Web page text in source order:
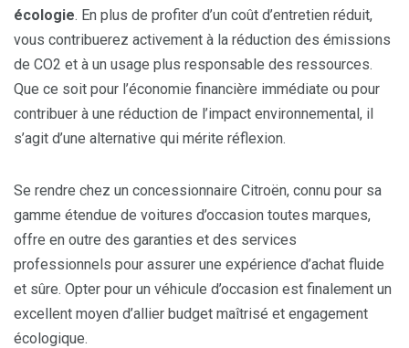
écologie. En plus de profiter d’un coût d’entretien réduit,
vous contribuerez activement à la réduction des émissions
de CO2 et à un usage plus responsable des ressources.
Que ce soit pour l’économie financière immédiate ou pour
contribuer à une réduction de l’impact environnemental, il
s’agit d’une alternative qui mérite réflexion.
Se rendre chez un concessionnaire Citroën, connu pour sa
gamme étendue de voitures d’occasion toutes marques,
offre en outre des garanties et des services
professionnels pour assurer une expérience d’achat fluide
et sûre. Opter pour un véhicule d’occasion est finalement un
excellent moyen d’allier budget maîtrisé et engagement
écologique.